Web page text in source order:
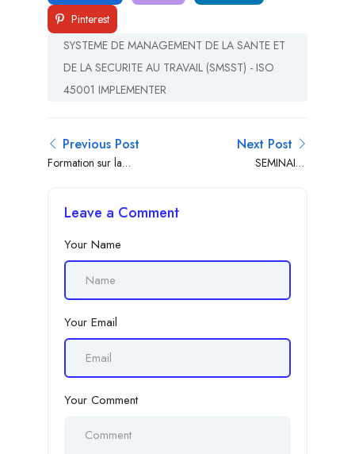
Pinterest
SYSTEME DE MANAGEMENT DE LA SANTE ET
DE LA SECURITE AU TRAVAIL (SMSST) - ISO
45001 IMPLEMENTER
Previous Post
Formation sur la
37000 : Manager
Next Post
SEMINAIRE
Leave a Comment
Your Name
Your Email
Your Comment